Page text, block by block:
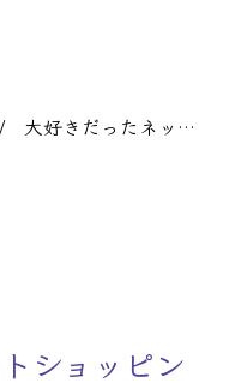
大好きだったネット
ショッピングで買っ
ショッピン